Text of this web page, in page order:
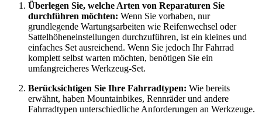
Überlegen Sie, welche Arten von Reparaturen Sie
durchführen möchten: Wenn Sie vorhaben, nur
grundlegende Wartungsarbeiten wie Reifenwechsel oder
Sattelhöheneinstellungen durchzuführen, ist ein kleines und
einfaches Set ausreichend. Wenn Sie jedoch Ihr Fahrrad
komplett selbst warten möchten, benötigen Sie ein
umfangreicheres Werkzeug-Set.
Berücksichtigen Sie Ihre Fahrradtypen: Wie bereits
erwähnt, haben Mountainbikes, Rennräder und andere
Fahrradtypen unterschiedliche Anforderungen an Werkzeuge.